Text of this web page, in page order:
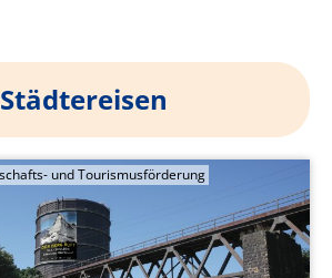
Städtereisen
und Tourismusförderung